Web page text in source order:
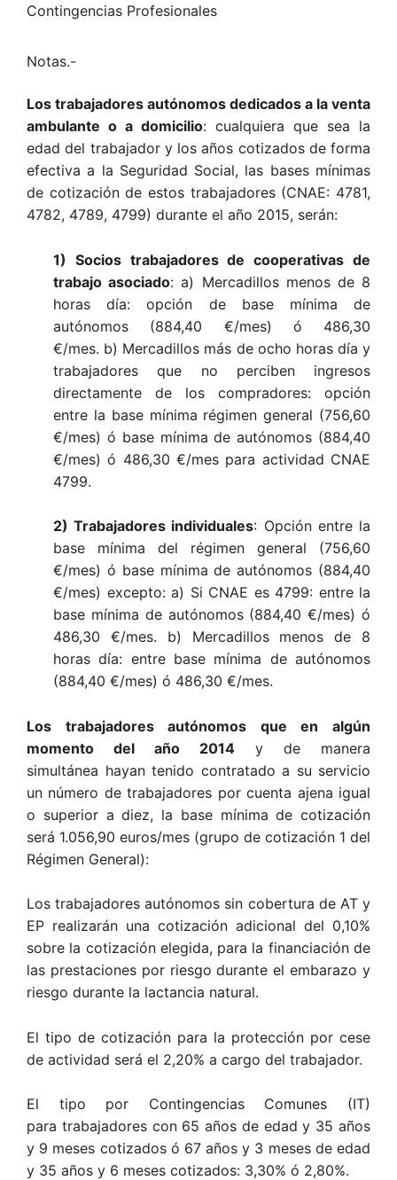
Contingencias Profesionales
Notas.-
Los trabajadores autónomos dedicados a la venta
ambulante o a domicilio: cualquiera que sea la
edad del trabajador y los años cotizados de forma
efectiva a la Seguridad Social, las bases mínimas
de cotización de estos trabajadores (CNAE: 4781,
4782, 4789, 4799) durante el año 2015, serán:
1) Socios trabajadores de cooperativas de
trabajo asociado: a) Mercadillos menos de 8
horas día: opción de base mínima de
autónomos (884,40 €/mes) ó 486,30
€/mes. b) Mercadillos más de ocho horas día y
trabajadores que no perciben ingresos
directamente de los compradores: opción
entre la base mínima régimen general (756,60
€/mes) ó base mínima de autónomos (884,40
€/mes) ó 486,30 €/mes para actividad CNAE
4799.
2) Trabajadores individuales: Opción entre la
base mínima del régimen general (756,60
€/mes) ó base mínima de autónomos (884,40
€/mes) excepto: a) Si CNAE es 4799: entre la
base mínima de autónomos (884,40 €/mes) ó
486,30 €/mes. b) Mercadillos menos de 8
horas día: entre base mínima de autónomos
(884,40 €/mes) ó 486,30 €/mes.
Los trabajadores autónomos que en algún
momento del año 2014 y de manera
simultánea hayan tenido contratado a su servicio
un número de trabajadores por cuenta ajena igual
o superior a diez, la base mínima de cotización
será 1.056,90 euros/mes (grupo de cotización 1 del
Régimen General):
Los trabajadores autónomos sin cobertura de AT y
EP realizarán una cotización adicional del 0,10%
sobre la cotización elegida, para la financiación de
las prestaciones por riesgo durante el embarazo y
riesgo durante la lactancia natural.
El tipo de cotización para la protección por cese
de actividad será el 2,20% a cargo del trabajador.
El tipo por Contingencias Comunes (IT)
para trabajadores con 65 años de edad y 35 años
y 9 meses cotizados ó 67 años y 3 meses de edad
y 35 años y 6 meses cotizados: 3,30% ó 2,80%.